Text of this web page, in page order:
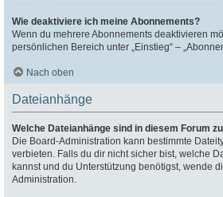
Wie deaktiviere ich meine Abonnements?
Wenn du mehrere Abonnements deaktivieren
persönlichen Bereich unter „Einstieg“ –
Nach oben
Dateianhänge
Welche Dateianhänge sind in diesem Forum
Die Board-Administration kann bestimmte
verbieten. Falls du dir nicht sicher bist, welche
kannst und du Unterstützung benötigst, wende
Administration.